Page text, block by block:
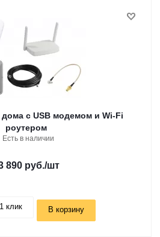
дома с USB модемом и Wi-Fi
роутером
Есть в наличии
890 руб./шт
клик В корзину